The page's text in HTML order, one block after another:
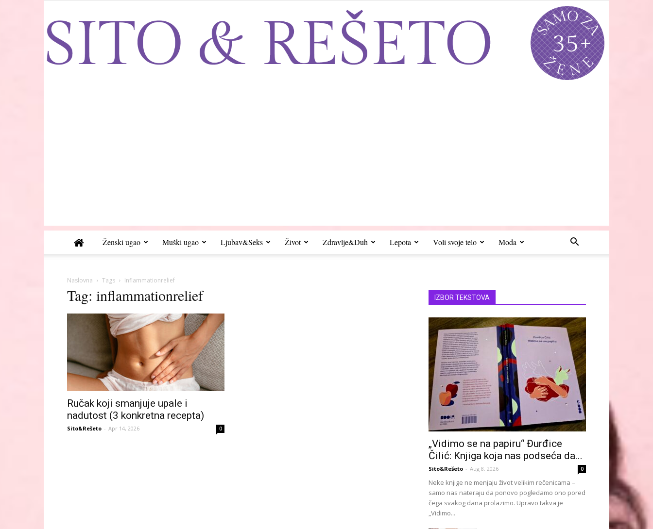
Ženski ugao Muški ugao Ljubav&Seks Život Zdravlje&Duh Lepota Voli svoje telo Moda
Naslovna Tags Inflammationrelief
Tag: inflammationrelief
Ručak koji smanjuje upale i
nadutost (3 konkretna recepta)
Sito&Rešeto - Apr 14, 2026 0
IZBOR TEKSTOVA
„Vidimo se na papiru“ Đurđice
Čilić: Knjiga koja nas podseća da...
Sito&Rešeto - Aug 8, 2026 0
Neke knjige ne menjaju život velikim rečenicama –
samo nas nateraju da ponovo pogledamo ono pored
čega svakog dana prolazimo. Upravo takva je
„Vidimo...